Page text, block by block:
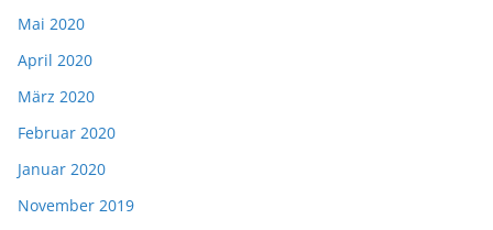
Mai 2020
April 2020
März 2020
Februar 2020
Januar 2020
November 2019